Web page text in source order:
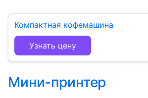
Компактная кофемашина
Узнать цену
Мини-принтер